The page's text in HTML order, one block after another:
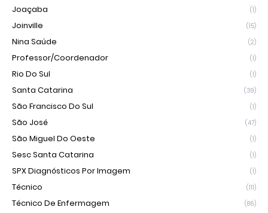
Joaçaba (1)
Joinville (15)
Nina Saúde (2)
Professor/Coordenador (1)
Rio Do Sul (1)
Santa Catarina (39)
São Francisco Do Sul (1)
São José (47)
São Miguel Do Oeste (1)
Sesc Santa Catarina (1)
SPX Diagnósticos Por Imagem (1)
Técnico (111)
Técnico De Enfermagem (86)